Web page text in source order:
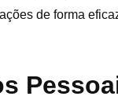
de forma